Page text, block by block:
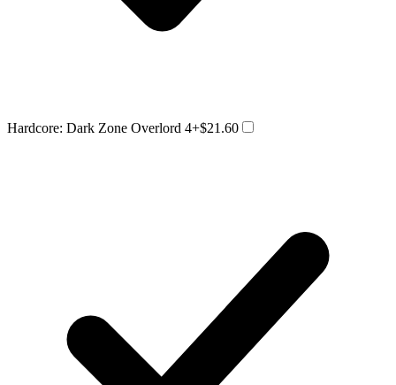
Hardcore: Dark Zone Overlord 4+$21.60